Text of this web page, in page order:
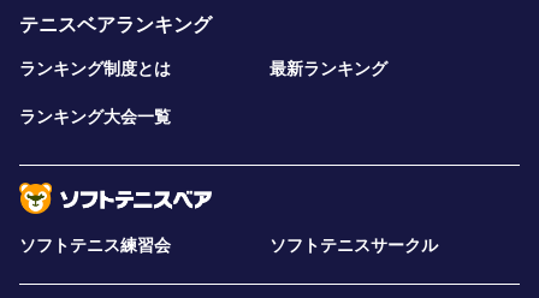
テニスベアランキング
ランキング制度とは 最新ランキング
ランキング大会一覧
ソフトテニス練習会 ソフトテニスサークル